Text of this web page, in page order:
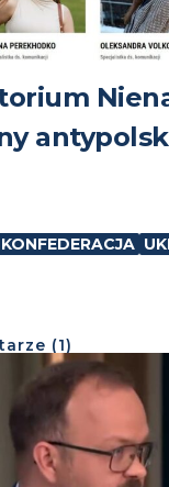
KONFEDERACJA
(1)